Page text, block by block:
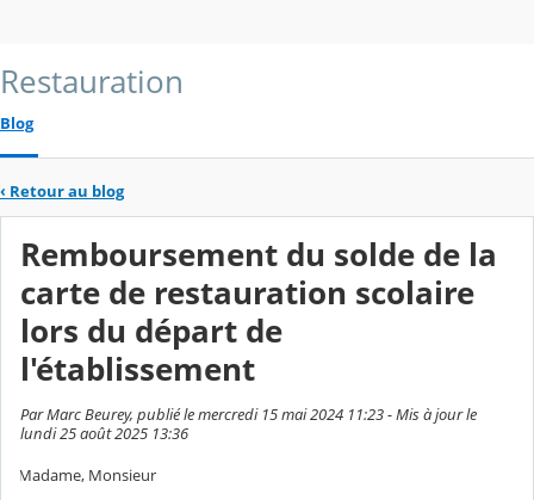
Restauration
Blog
‹ Retour au blog
Remboursement du solde de la
carte de restauration scolaire
lors du départ de
l'établissement
Par Marc Beurey, publié le mercredi 15 mai 2024 11:23 - Mis à jour le
lundi 25 août 2025 13:36
Madame, Monsieur